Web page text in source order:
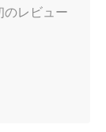
のレビュー